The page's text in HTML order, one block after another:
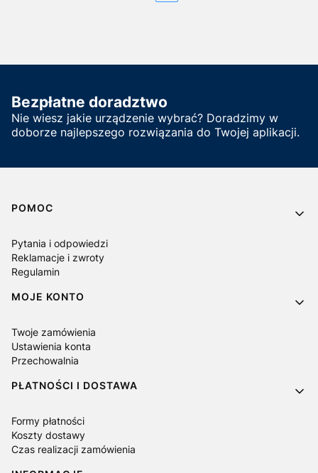
Bezpłatne doradztwo
Nie wiesz jakie urządzenie wybrać? Doradzimy w
doborze najlepszego rozwiązania do Twojej aplikacji.
Linki w stopce
POMOC
Pytania i odpowiedzi
Reklamacje i zwroty
Regulamin
MOJE KONTO
Twoje zamówienia
Ustawienia konta
Przechowalnia
PŁATNOŚCI I DOSTAWA
Formy płatności
Koszty dostawy
Czas realizacji zamówienia